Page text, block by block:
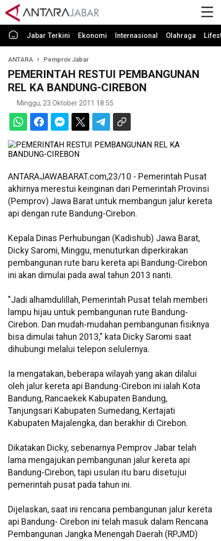
Jabar Terkini Ekonomi Internasional Olahraga
ANTARA Pemprov Jabar
PEMERINTAH RESTUI PEMBANGUNAN
REL KA BANDUNG-CIREBON
Minggu, 23 Oktober 2011 18:55
ANTARAJAWABARAT.com,23/10 - Pemerintah Pusat
akhirnya merestui keinginan dari Pemerintah Provinsi
(Pemprov) Jawa Barat untuk membangun jalur kereta
api dengan rute Bandung-Cirebon.
Kepala Dinas Perhubungan (Kadishub) Jawa Barat,
Dicky Saromi, Minggu, menuturkan diperkirakan
pembangunan rute baru kereta api Bandung-Cirebon
ini akan dimulai pada awal tahun 2013 nanti.
"Jadi alhamdulillah, Pemerintah Pusat telah memberi
lampu hijau untuk pembangunan rute Bandung-
Cirebon. Dan mudah-mudahan pembangunan fisiknya
bisa dimulai tahun 2013," kata Dicky Saromi saat
dihubungi melalui telepon selulernya.
Ia mengatakan, beberapa wilayah yang akan dilalui
oleh jalur kereta api Bandung-Cirebon ini ialah Kota
Bandung, Rancaekek Kabupaten Bandung,
Tanjungsari Kabupaten Sumedang, Kertajati
Kabupaten Majalengka, dan berakhir di Cirebon.
Dikatakan Dicky, sebenarnya Pemprov Jabar telah
lama mengajukan pembangunan jalur kereta api
Bandung-Cirebon, tapi usulan itu baru disetujui
pemerintah pusat pada tahun ini.
Dijelaskan, saat ini rencana pembangunan jalur kereta
api Bandung- Cirebon ini telah masuk dalam Rencana
Pembangunan Jangka Menengah Daerah (RPJMD)